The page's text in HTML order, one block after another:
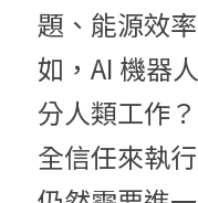
題、能源效
如，AI 機器
分人類工作
全信任來執